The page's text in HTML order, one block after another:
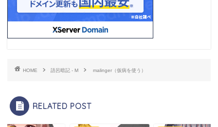
HOME 語呂暗記 - M malinger（仮病を使う）
RELATED POST